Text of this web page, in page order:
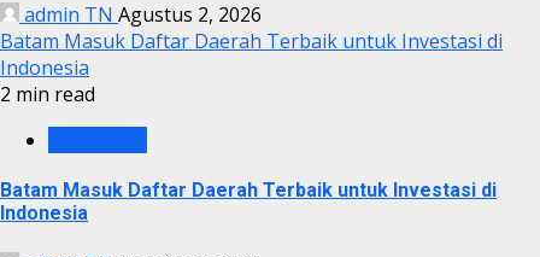
admin TN Agustus 2, 2026
Batam Masuk Daftar Daerah Terbaik untuk Investasi di
Indonesia
2 min read
Batam Masuk Daftar Daerah Terbaik untuk Investasi di
Indonesia